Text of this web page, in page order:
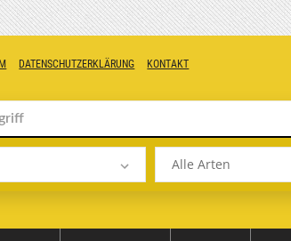
DATENSCHUTZERKLÄRUNG KONTAKT
Alle Arten